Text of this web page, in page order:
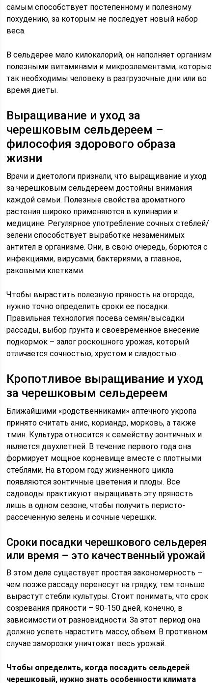
самым способствует постепенному и полезному
похудению, за которым не последует новый набор
веса.
В сельдерее мало килокалорий, он наполняет организм
полезными витаминами и микроэлементами, которые
так необходимы человеку в разгрузочные дни или во
время диеты.
Выращивание и уход за
черешковым сельдереем –
философия здорового образа
жизни
Врачи и диетологи признали, что выращивание и уход
за черешковым сельдереем достойны внимания
каждой семьи. Полезные свойства ароматного
растения широко применяются в кулинарии и
медицине. Регулярное употребление сочных стеблей/
зелени способствует выработке незаменимых
антител в организме. Они, в свою очередь, борются с
инфекциями, вирусами, бактериями, а главное,
раковыми клетками.
Чтобы вырастить полезную пряность на огороде,
нужно точно определить сроки ее посадки.
Правильная технология посева семян/высадки
рассады, выбор грунта и своевременное внесение
подкормок – залог роскошного урожая, который
отличается сочностью, хрустом и сладостью.
Кропотливое выращивание и уход
за черешковым сельдереем
Ближайшими «родственниками» аптечного укропа
принято считать анис, кориандр, морковь, а также
тмин. Культура относится к семейству зонтичных и
является двухлетней. В течение первого года она
формирует мощное корневище вместе с плотными
стеблями. На втором году жизненного цикла
появляются зонтичные цветения и плоды. Все
садоводы практикуют выращивать эту пряность
лишь в одном сезоне, чтобы получить перисто-
рассеченную зелень и сочные черешки.
Сроки посадки черешкового сельдерея
или время – это качественный урожай
В этом деле существует простая закономерность –
чем позже рассаду перенесут на грядку, тем тоньше
вырастут стебли культуры. Стоит понимать, что срок
созревания пряности – 90-150 дней, конечно, в
зависимости от разновидности. За этот период она
должно успеть нарастить массу, объем. В противном
случае заморозки уничтожат весь урожай.
Чтобы определить, когда посадить сельдерей
черешковый, нужно знать особенности климата